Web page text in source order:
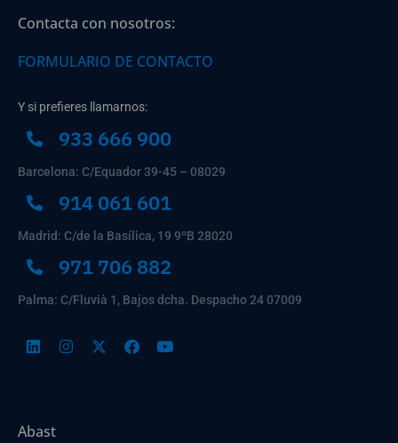
Contacta con nosotros:
FORMULARIO DE CONTACTO
Y si prefieres llamarnos:
933 666 900
Barcelona: C/Equador 39-45 – 08029
914 061 601
Madrid: C/de la Basílica, 19 9ºB 28020
971 706 882
Palma: C/Fluvià 1, Bajos dcha. Despacho 24 07009
Abast